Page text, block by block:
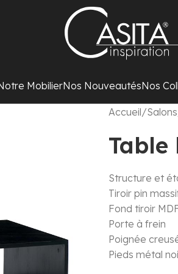
MobilierNos NouveautésNos
Accueil Salons
Table
Structure et
Tiroir pin
Fond tiroir
Porte à frein
Poignée
Pieds métal